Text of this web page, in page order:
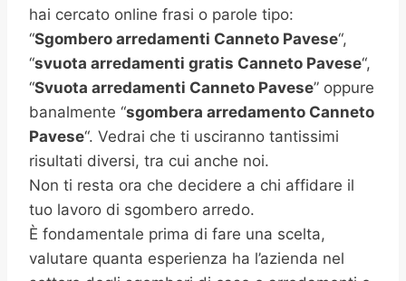
hai cercato online frasi o parole tipo:
“Sgombero arredamenti Canneto Pavese“,
“svuota arredamenti gratis Canneto Pavese“,
“Svuota arredamenti Canneto Pavese” oppure
banalmente “sgombera arredamento Canneto
Pavese“. Vedrai che ti usciranno tantissimi
risultati diversi, tra cui anche noi.
Non ti resta ora che decidere a chi affidare il
tuo lavoro di sgombero arredo.
È fondamentale prima di fare una scelta,
valutare quanta esperienza ha l’azienda nel